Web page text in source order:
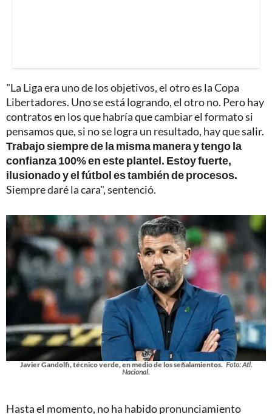
"La Liga era uno de los objetivos, el otro es la Copa
Libertadores. Uno se está logrando, el otro no. Pero hay
contratos en los que habría que cambiar el formato si
pensamos que, si no se logra un resultado, hay que salir.
Trabajo siempre de la misma manera y tengo la
confianza 100% en este plantel. Estoy fuerte,
ilusionado y el fútbol es también de procesos.
Siempre daré la cara", sentenció.
Javier Gandolfi, técnico verde, en medio de los señalamientos. Foto: Atl.
Nacional.
Hasta el momento, no ha habido pronunciamiento